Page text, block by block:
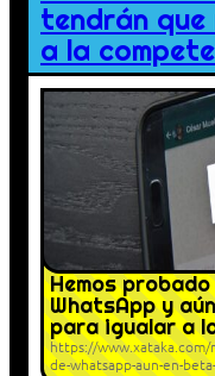
tendrán
a la
Hemos
WhatsApp y
para igualar a
https://www.xataka.com/
de-whatsapp-aun-en-